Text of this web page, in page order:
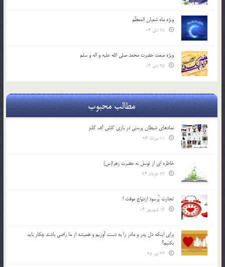
ویژه ماه شعبان المعظّم
ویژه مبعث حضرت محمد صلی الله علیه و اله و سلم
مطالب محبوب
نمادهای شیطان پرستی در بازی کلش آف کلنز
خاطره ای از توسل به حضرت زهرا(س)
تجارت پُرسود ازدواج موقت !
براي اينكه دل پدر و مادر را به دست آوريم و هميشه از ما راضي باشند چكار بايد
بكنيم؟